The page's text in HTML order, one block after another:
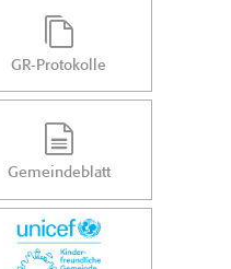
GR-Protokolle
Gemeindeblatt